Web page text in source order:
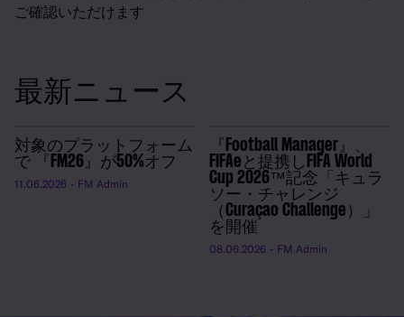
ご確認いただけます
最新ニュース
対象のプラットフォーム
で 『FM26』が50%オフ
11.06.2026 - FM Admin
『Football Manager』、
FIFAeと提携しFIFA World
Cup 2026™記念「キュラ
ソー・チャレンジ
（Curaçao Challenge）」
を開催
08.06.2026 - FM Admin